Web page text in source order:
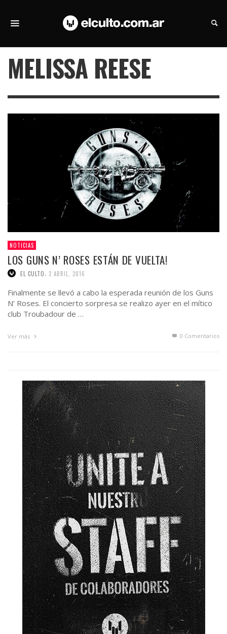
MELISSA REESE
NOTICIAS
LOS GUNS N’ ROSES ESTÁN DE VUELTA!
EL CULTO 2 ABRIL, 2016
Finalmente se llevó a cabo la esperada reunión de los Guns
N’ Roses. El concierto sorpresa se realizo ayer en el mítico
club Troubadour de …
Ver más 0 Comentarios